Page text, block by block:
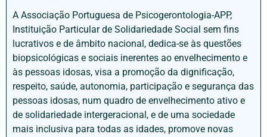
A Associação Portuguesa de Psicogerontologia-APP,
Instituição Particular de Solidariedade Social sem fins
lucrativos e de âmbito nacional, dedica-se às questões
biopsicológicas e sociais inerentes ao envelhecimento e
às pessoas idosas, visa a promoção da dignificação,
respeito, saúde, autonomia, participação e segurança das
pessoas idosas, num quadro de envelhecimento ativo e
de solidariedade intergeracional, e de uma sociedade
mais inclusiva para todas as idades, promove novas